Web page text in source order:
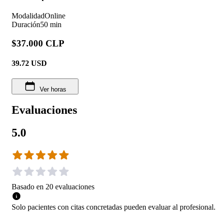
ModalidadOnline
Duración50 min
$37.000 CLP
39.72 USD
Ver horas
Evaluaciones
5.0
Basado en 20 evaluaciones
Solo pacientes con citas concretadas pueden evaluar al profesional.